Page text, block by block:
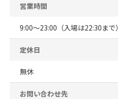
営業時間
9:00～23:00（入場は22:30まで）
定休日
無休
お問い合わせ先